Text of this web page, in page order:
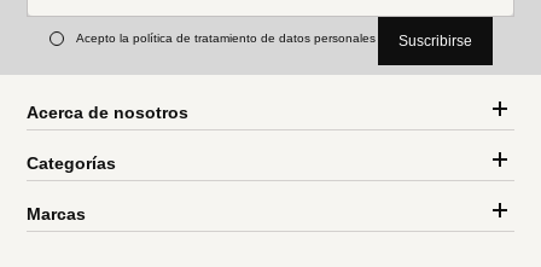
Acepto la política de tratamiento de datos personales Suscribirse
Acerca de nosotros
Categorías
Marcas